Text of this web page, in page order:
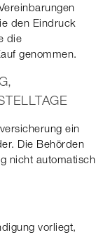
den Eindruck
die
genommen.
ein
Die Behörden
nicht automatisch
vorliegt,